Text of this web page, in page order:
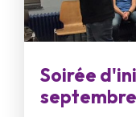
Soirée
septembre